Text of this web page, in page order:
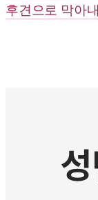
후견으로 막아